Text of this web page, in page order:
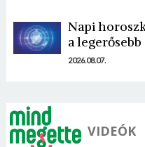
Napi
a
2026.08.07.
VIDEÓK
Jelszó